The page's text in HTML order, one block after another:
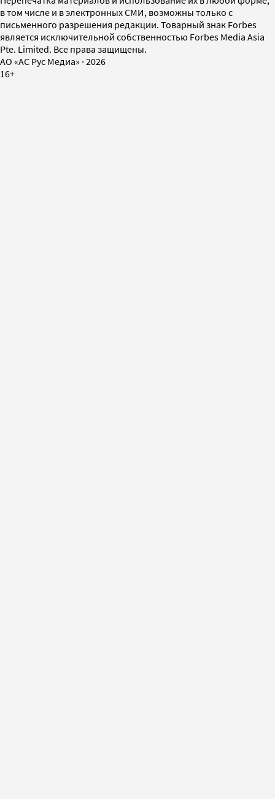
в том числе и в электронных СМИ, возможны только с
письменного разрешения редакции. Товарный знак Forbes
является исключительной собственностью Forbes Media Asia
Pte. Limited. Все права защищены.
AO «АС Рус Медиа» · 2026
16+